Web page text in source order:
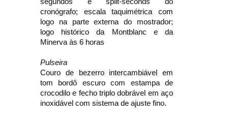
cronógrafo; escala taquimétrica com
logo na parte externa do mostrador;
logo histórico da Montblanc e da
Minerva às 6 horas
Pulseira
Couro de bezerro intercambiável em
tom bordô escuro com estampa de
crocodilo e fecho triplo dobrável em aço
inoxidável com sistema de ajuste fino.